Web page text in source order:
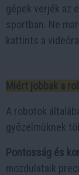
gépek verjék az
sportban. Ne
kattints a
Miért jobbak a
A robotok
győzelmüknek
Pontosság és
mozdulataik